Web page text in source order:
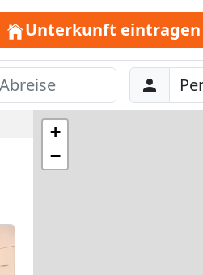
Unterkunft eintragen
Abreise
Personen
+
−